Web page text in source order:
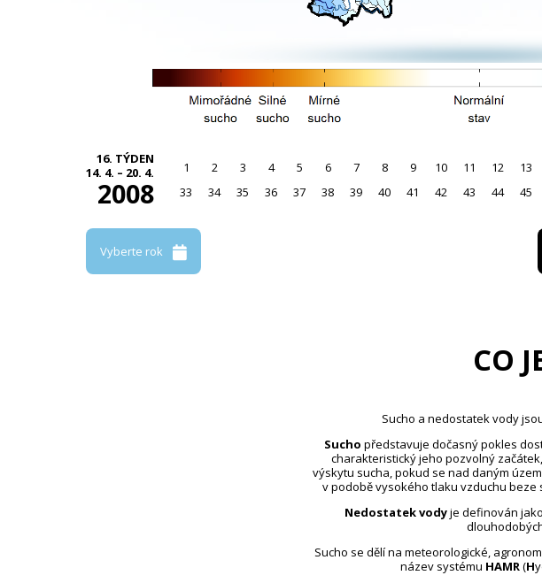
16. TÝDEN
14. 4. – 20. 4.
2008
1 2 3 4 5 6 7 8 9 10 11 12 13
33
34 35 36 37 38 39 40 41 42 43 44 45
Vyberte rok
CO
Sucho a nedostatek vody
Sucho představuje dočasný pokles
charakteristický jeho pozvolný
výskytu sucha, pokud se nad daným
v podobě vysokého tlaku vzduchu
Nedostatek vodyje definován
Sucho se dělí na meteorologické,
název systému HAMR(H